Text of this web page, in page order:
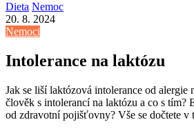
Dieta Nemoc
20. 8. 2024
Nemoci
Intolerance na laktózu
Jak se liší laktózová intolerance od alergie
člověk s intolerancí na laktózu a co s tím?
od zdravotní pojišťovny? Vše se dočtete v